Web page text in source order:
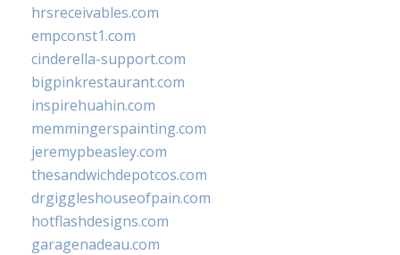
hrsreceivables.com
empconst1.com
cinderella-support.com
bigpinkrestaurant.com
inspirehuahin.com
memmingerspainting.com
jeremypbeasley.com
thesandwichdepotcos.com
drgiggleshouseofpain.com
hotflashdesigns.com
garagenadeau.com